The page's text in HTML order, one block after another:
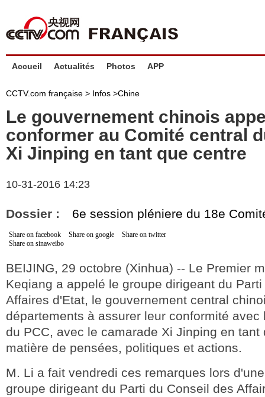
Accueil Actualités Photos APP
CCTV.com française > Infos >Chine
Le gouvernement chinois
conformer au Comité central
Xi Jinping en tant que centre
10-31-2016 14:23
Dossier : 6e session pléniere du 18e
Share on facebook Share on google
Share on twitter
Share on sinaweibo
BEIJING, 29 octobre (Xinhua) -- Le Premier
Keqiang a appelé le groupe dirigeant du
Affaires d'Etat, le gouvernement central
départements à assurer leur conformité avec
du PCC, avec le camarade Xi Jinping en tant
matière de pensées, politiques et actions.
M. Li a fait vendredi ces remarques lors
groupe dirigeant du Parti du Conseil des